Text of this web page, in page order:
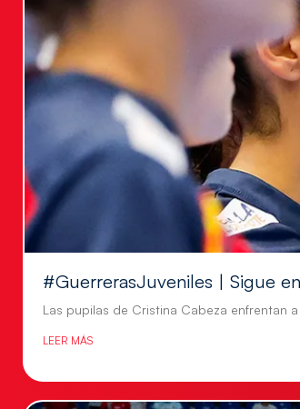
#GuerrerasJuveniles | Sigue
Las pupilas de Cristina Cabeza enfrentan
LEER MÁS